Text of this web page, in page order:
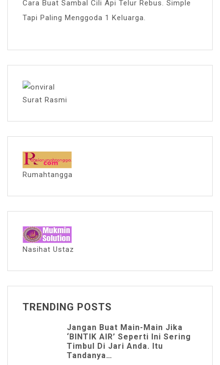
Cara Buat Sambal Cili Api Telur Rebus. Simple
Tapi Paling Menggoda 1 Keluarga.
Surat Rasmi
Rumahtangga
Nasihat Ustaz
TRENDING POSTS
Jangan Buat Main-Main Jika
‘BINTIK AIR’ Seperti Ini Sering
Timbul Di Jari Anda. Itu
Tandanya…